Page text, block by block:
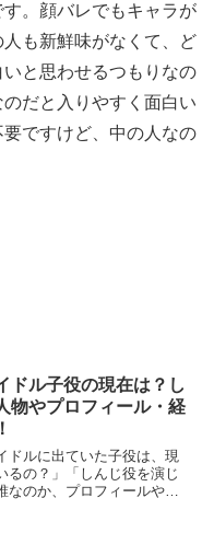
。顔バレでもキャラが
も新鮮味がなくて、ど
と思わせるつもりなの
だと入りやすく面白い
ですけど、中の人なの
ドル子役の現在は？し
物やプロフィール・経
ドルに出ていた子役は、現
るの？」「しんじ役を演じ
なのか、プロフィールや経